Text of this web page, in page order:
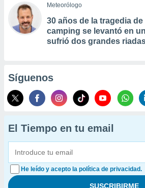
Meteorólogo
30 años de la tragedia de
camping se levantó en
sufrió dos grandes
Síguenos
El Tiempo en tu email
He leído y acepto la política de privacidad.